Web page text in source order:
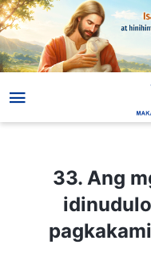
33. Ang